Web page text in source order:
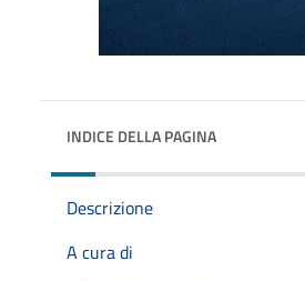
INDICE DELLA PAGINA
Descrizione
A cura di